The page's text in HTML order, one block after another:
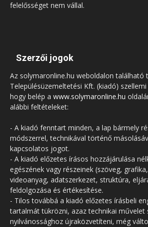
felelősséget nem vállal.
Szerzői jogok
Az solymaronline.hu weboldalon található
Településüzemeltetési Kft. (kiadó)
hogy belép a www.solymaronline.hu
alábbi feltételeket:
- A kiadó fenntart minden, a lap bármely
módszerrel, technikával történő
kapcsolatos jogot.
- A kiadó előzetes írásos hozzájárulása
egészének vagy részeinek (szöveg,
videoanyag, adatszerkezet, struktúra,
feldolgozása és értékesítése.
- Tilos továbbá a kiadó előzetes írásbeli
tartalmát tükrözni, azaz technikai művelet
nyilvánossághoz újraközvetíteni, még